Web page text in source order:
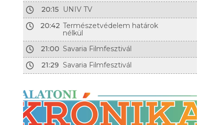
20:15
UNIV TV
20:42 Természetvédelem határok
nélkül
21:00 Savaria Filmfesztivál
21:29 Savaria Filmfesztivál